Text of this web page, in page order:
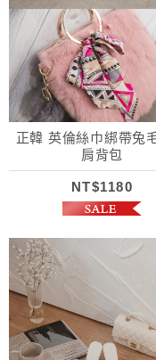
正韓 英倫絲巾綁帶兔
肩背包
NT$1180